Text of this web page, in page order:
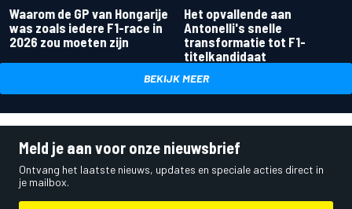
Waarom de GP van Hongarije
was zoals iedere F1-race in
2026 zou moeten zijn
Het opvallende aan
Antonelli's snelle
transformatie tot F1-
titelkandidaat
BEKIJK MEER
Meld je aan voor onze nieuwsbrief
Ontvang het laatste nieuws, updates en speciale acties direct in
je mailbox.